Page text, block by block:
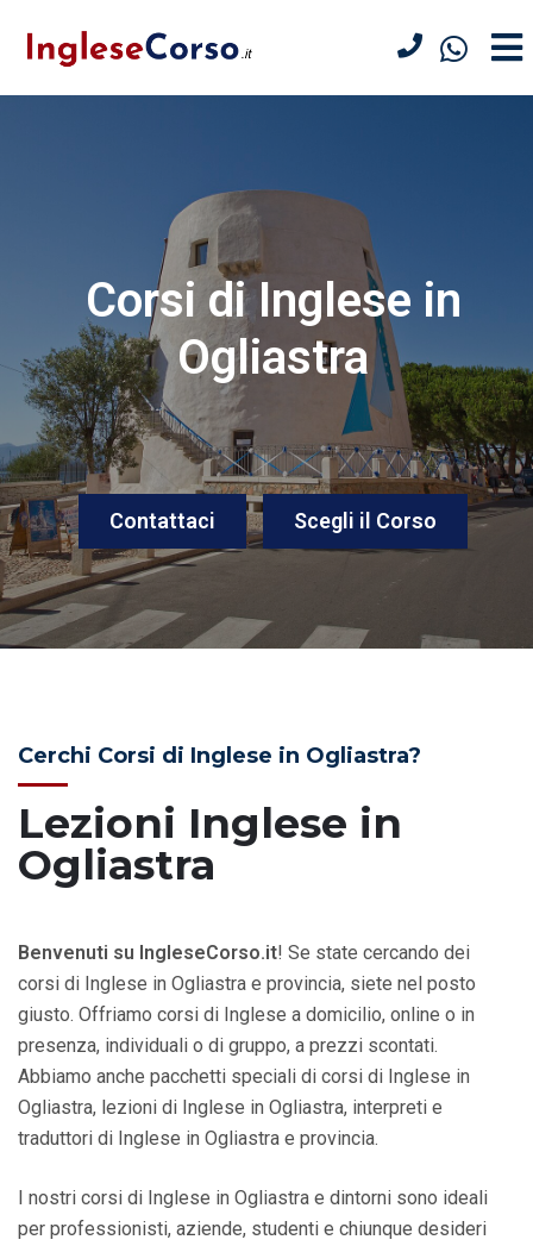
Corsi di Inglese in
Ogliastra
Contattaci Scegli il Corso
Lezioni Inglese in
Ogliastra
Cerchi Corsi di Inglese in Ogliastra?
Benvenuti su IngleseCorso.it! Se state cercando dei
corsi di Inglese in Ogliastra e provincia, siete nel posto
giusto. Offriamo corsi di Inglese a domicilio, online o in
presenza, individuali o di gruppo, a prezzi scontati.
Abbiamo anche pacchetti speciali di corsi di Inglese in
Ogliastra, lezioni di Inglese in Ogliastra, interpreti e
traduttori di Inglese in Ogliastra e provincia.
I nostri corsi di Inglese in Ogliastra e dintorni sono ideali
per professionisti, aziende, studenti e chiunque desideri